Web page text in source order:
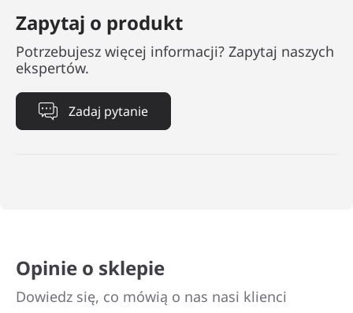
Zapytaj o produkt
Potrzebujesz więcej informacji? Zapytaj naszych
ekspertów.
Zadaj pytanie
Opinie o sklepie
Dowiedz się, co mówią o nas nasi klienci